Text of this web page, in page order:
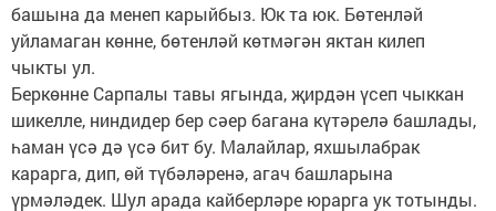
башына да менеп карыйбыз. Юк та юк. Бөтенләй
уйламаган көнне, бөтенләй көтмәгән яктан килеп
чыкты ул.
Беркөнне Сарпалы тавы ягында, җирдән үсеп чыккан
шикелле, ниндидер бер сәер багана күтәрелә башлады,
һаман үсә дә үсә бит бу. Малайлар, яхшылабрак
карарга, дип, өй түбәләренә, агач башларына
үрмәләдек. Шул арада кайберләре юрарга ук тотынды.